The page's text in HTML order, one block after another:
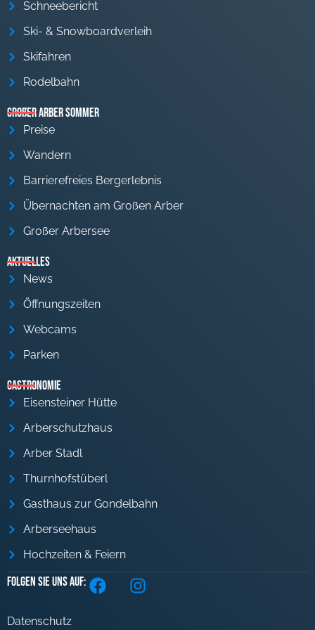
Schneebericht
Ski- & Snowboardverleih
Skifahren
Rodelbahn
Großer Arber Sommer
Preise
Wandern
Barrierefreies Bergerlebnis
Übernachten am Großen Arber
Großer Arbersee
Aktuelles
News
Öffnungszeiten
Webcams
Parken
Gastronomie
Eisensteiner Hütte
Arberschutzhaus
Arber Stadl
Thurnhofstüberl
Gasthaus zur Gondelbahn
Arberseehaus
Hochzeiten & Feiern
Folgen Sie uns auf:
Datenschutz